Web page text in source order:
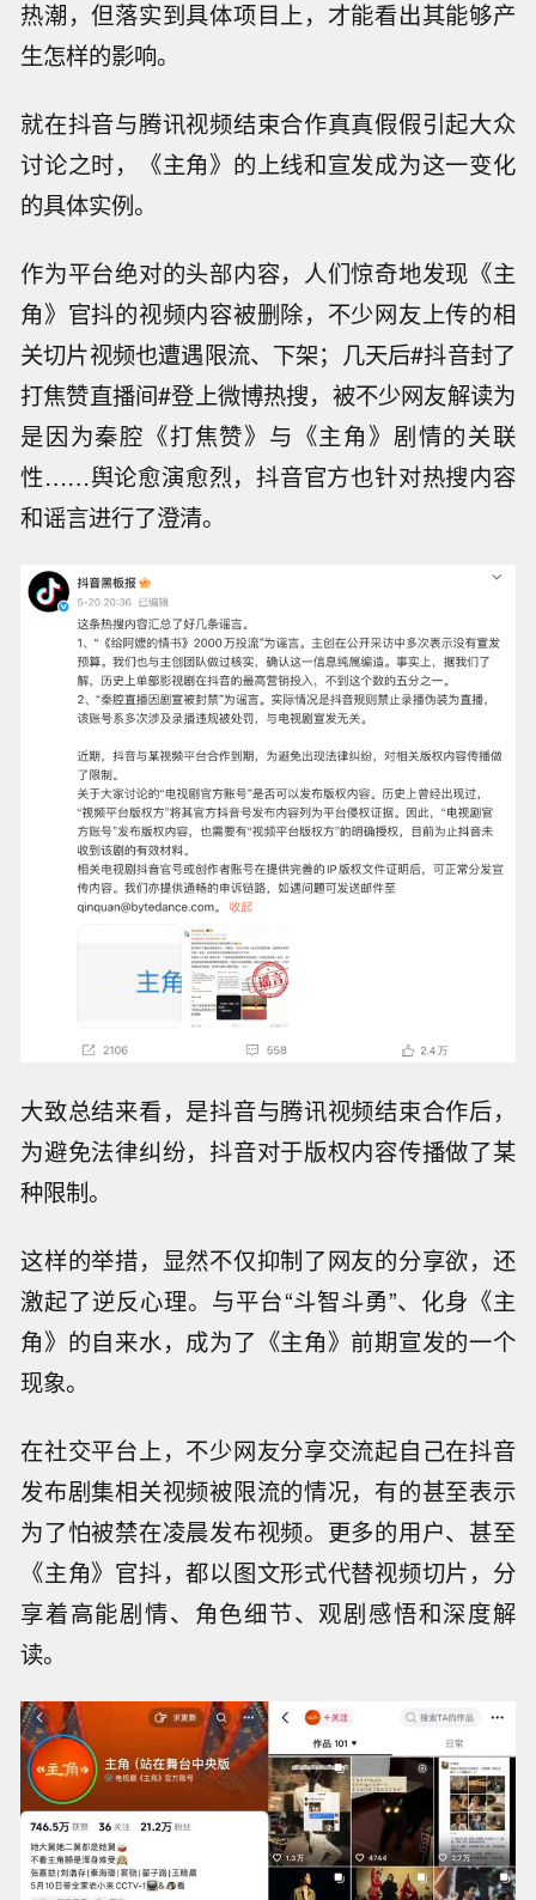
热潮，但落实到具体项目上，才能看出其能够产
生怎样的影响。
就在抖音与腾讯视频结束合作真真假假引起大众
讨论之时，《主角》的上线和宣发成为这一变化
的具体实例。
作为平台绝对的头部内容，人们惊奇地发现《主
角》官抖的视频内容被删除，不少网友上传的相
关切片视频也遭遇限流、下架；几天后#抖音封了
打焦赞直播间#登上微博热搜，被不少网友解读为
是因为秦腔《打焦赞》与《主角》剧情的关联
性……舆论愈演愈烈，抖音官方也针对热搜内容
和谣言进行了澄清。
大致总结来看，是抖音与腾讯视频结束合作后，
为避免法律纠纷，抖音对于版权内容传播做了某
种限制。
这样的举措，显然不仅抑制了网友的分享欲，还
激起了逆反心理。与平台“斗智斗勇”、化身《主
角》的自来水，成为了《主角》前期宣发的一个
现象。
在社交平台上，不少网友分享交流起自己在抖音
发布剧集相关视频被限流的情况，有的甚至表示
为了怕被禁在凌晨发布视频。更多的用户、甚至
《主角》官抖，都以图文形式代替视频切片，分
享着高能剧情、角色细节、观剧感悟和深度解
读。